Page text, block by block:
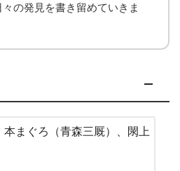
々の発見を書き留めていきま
まぐろ（青森三厩）、閖上